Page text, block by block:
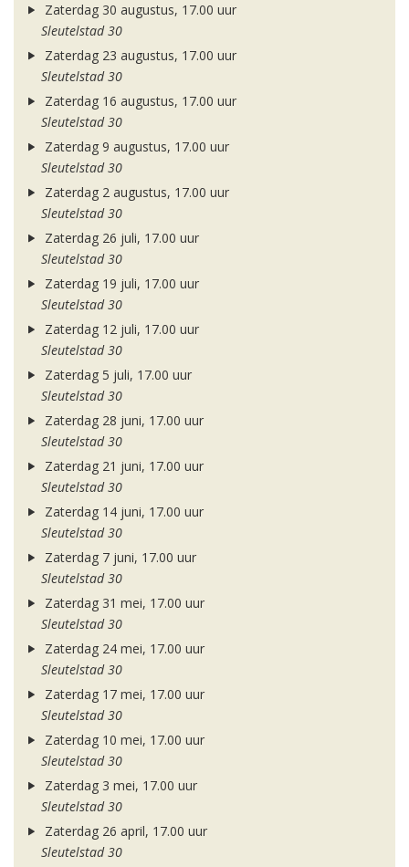
Zaterdag 30 augustus, 17.00 uur
Sleutelstad 30
Zaterdag 23 augustus, 17.00 uur
Sleutelstad 30
Zaterdag 16 augustus, 17.00 uur
Sleutelstad 30
Zaterdag 9 augustus, 17.00 uur
Sleutelstad 30
Zaterdag 2 augustus, 17.00 uur
Sleutelstad 30
Zaterdag 26 juli, 17.00 uur
Sleutelstad 30
Zaterdag 19 juli, 17.00 uur
Sleutelstad 30
Zaterdag 12 juli, 17.00 uur
Sleutelstad 30
Zaterdag 5 juli, 17.00 uur
Sleutelstad 30
Zaterdag 28 juni, 17.00 uur
Sleutelstad 30
Zaterdag 21 juni, 17.00 uur
Sleutelstad 30
Zaterdag 14 juni, 17.00 uur
Sleutelstad 30
Zaterdag 7 juni, 17.00 uur
Sleutelstad 30
Zaterdag 31 mei, 17.00 uur
Sleutelstad 30
Zaterdag 24 mei, 17.00 uur
Sleutelstad 30
Zaterdag 17 mei, 17.00 uur
Sleutelstad 30
Zaterdag 10 mei, 17.00 uur
Sleutelstad 30
Zaterdag 3 mei, 17.00 uur
Sleutelstad 30
Zaterdag 26 april, 17.00 uur
Sleutelstad 30